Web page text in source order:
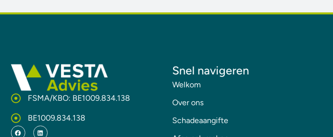
FSMA/KBO: BE1009.834.138
BE1009.834.138
Snel navigeren
Welkom
Over ons
Schadeaangifte